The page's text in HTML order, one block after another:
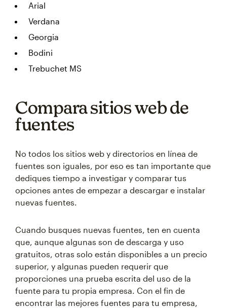
Arial
Verdana
Georgia
Bodini
Trebuchet MS
Compara sitios web de
fuentes
No todos los sitios web y directorios en línea de
fuentes son iguales, por eso es tan importante que
dediques tiempo a investigar y comparar tus
opciones antes de empezar a descargar e instalar
nuevas fuentes.
Cuando busques nuevas fuentes, ten en cuenta
que, aunque algunas son de descarga y uso
gratuitos, otras solo están disponibles a un precio
superior, y algunas pueden requerir que
proporciones una prueba escrita del uso de la
fuente para tu propia empresa. Con el fin de
encontrar las mejores fuentes para tu empresa,